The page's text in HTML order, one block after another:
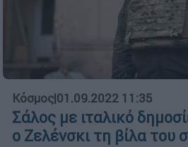
Κόσμος|01.09.2022 11:35
Σάλος με ιταλικό
ο Ζελένσκι τη βίλα του